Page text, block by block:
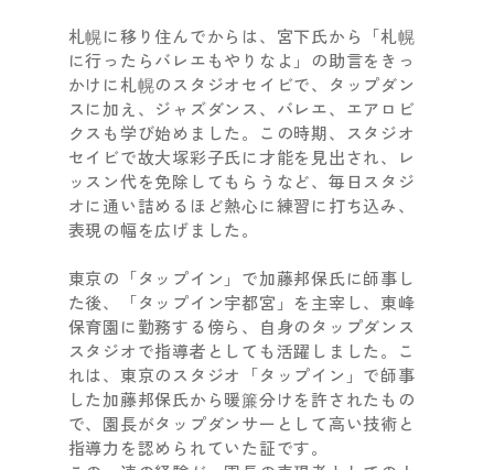
札幌に移り住んでからは、宮下氏から「札幌
に行ったらバレエもやりなよ」の助言をきっ
かけに札幌のスタジオセイビで、タップダン
スに加え、ジャズダンス、バレエ、エアロビ
クスも学び始めました。この時期、スタジオ
セイビで故大塚彩子氏に才能を見出され、レ
ッスン代を免除してもらうなど、毎日スタジ
オに通い詰めるほど熱心に練習に打ち込み、
表現の幅を広げました。
東京の「タップイン」で加藤邦保氏に師事し
た後、「タップイン宇都宮」を主宰し、東峰
保育園に勤務する傍ら、自身のタップダンス
スタジオで指導者としても活躍しました。こ
れは、東京のスタジオ「タップイン」で師事
した加藤邦保氏から暖簾分けを許されたもの
で、園長がタップダンサーとして高い技術と
指導力を認められていた証です。